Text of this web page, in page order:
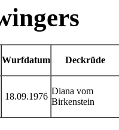
Wurfdatum Deckrüde
18.09.1976
Diana vom
Birkenstein